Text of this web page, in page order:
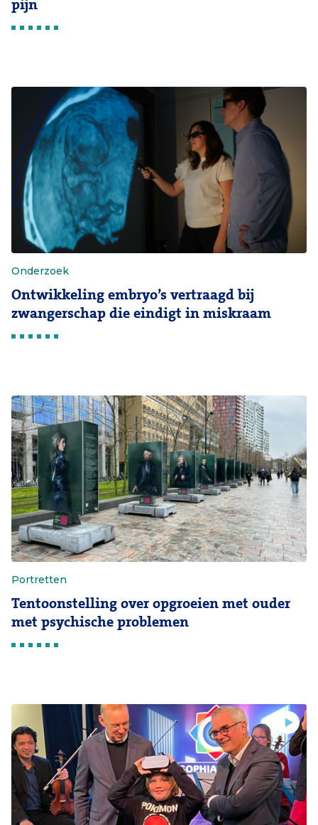
pijn
Onderzoek
Ontwikkeling embryo’s vertraagd bij
zwangerschap die eindigt in miskraam
Portretten
Tentoonstelling over opgroeien met ouder
met psychische problemen